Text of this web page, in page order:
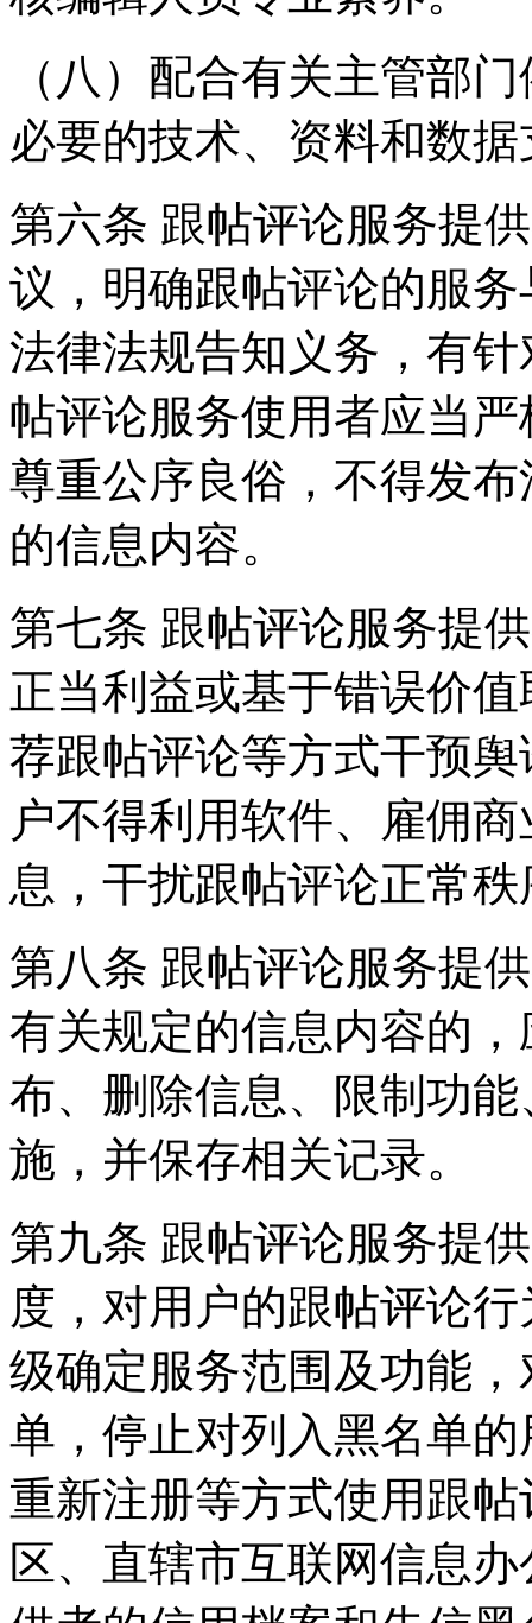
（八）配合有关主管部
必要的技术、资料和数
第六条 跟帖评论服务提
议，明确跟帖评论的服
法律法规告知义务，有
帖评论服务使用者应当
尊重公序良俗，不得发
的信息内容。
第七条 跟帖评论服务提
正当利益或基于错误价
荐跟帖评论等方式干预
户不得利用软件、雇佣
息，干扰跟帖评论正常
第八条 跟帖评论服务提
有关规定的信息内容的
布、删除信息、限制功
施，并保存相关记录。
第九条 跟帖评论服务提
度，对用户的跟帖评论
级确定服务范围及功能
单，停止对列入黑名单
重新注册等方式使用跟
区、直辖市互联网信息